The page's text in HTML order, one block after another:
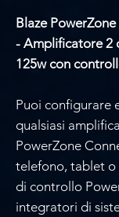
Blaze
- Amplificatore 2
125w con
Puoi configurare
qualsiasi
PowerZone
telefono, tablet o
di controllo
integratori di